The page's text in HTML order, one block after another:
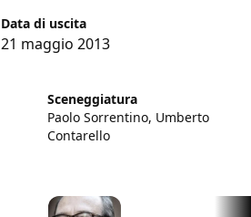
Data di uscita
21 maggio 2013
Sceneggiatura
Paolo Sorrentino, Umberto
Contarello